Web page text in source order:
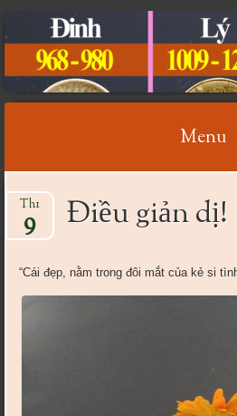
CỔ VẬT
Menu
to
content
Điều giản dị!
Th1
9
“Cái đẹp, nằm trong đôi mắt của kẻ si